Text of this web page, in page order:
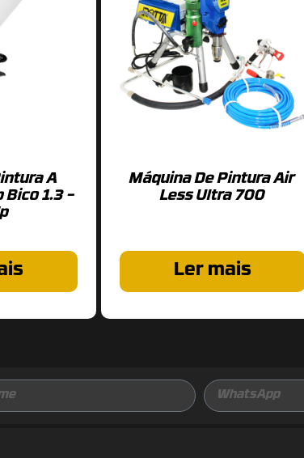
A
Bico 1.3 –
Máquina De Pintura Air
Less Ultra 700
Ler mais